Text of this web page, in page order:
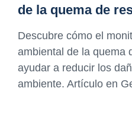
de la quema de
Descubre cómo el
ambiental de la quema
ayudar a reducir los
ambiente. Artículo en